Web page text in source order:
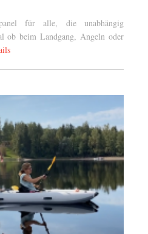
für alle, die unabhängig
ob beim Landgang, Angeln oder